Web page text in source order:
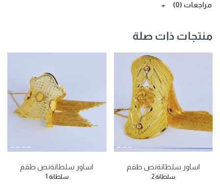
مراجعات (0)
منتجات ذات صلة
اساور سلطانةنص طقم
سلطانة 2
اساور سلطانةنص طقم
سلطانة 1